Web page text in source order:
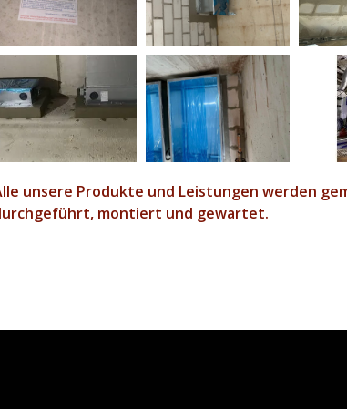
unsere Produkte und Leistungen werden
montiert und gewartet.